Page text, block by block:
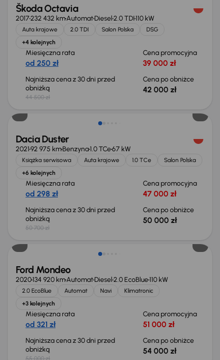
Škoda Octavia
2017232 432 kmAutomatDiesel2.0 TDI110 kW
Auta krajowe 2.0 TDI Salon Polska
DSG
+4 kolejnych
Miesięczna rata
od 250 zł
Cena promocyjna
39 000 zł
Najniższa cena z 30 dni przed
obniżką
44 500 zł
Cena po obniżce
42 000 zł
Taniej o 700 zł
Dacia Duster
202192 975 kmBenzyna1.0 TCe67 kW
Książka serwisowa Auta krajowe 1.0 TCe
Salon Polska
+6 kolejnych
Miesięczna rata
od 298 zł
Cena promocyjna
47 000 zł
Najniższa cena z 30 dni przed
obniżką
50 700 zł
Cena po obniżce
50 000 zł
Taniej o 1 000 zł
Ford Mondeo
2020134 920 kmAutomatDiesel2.0 EcoBlue110 kW
2.0 EcoBlue Automat Navi
Klimatronic
+3 kolejnych
Miesięczna rata
od 321 zł
Cena promocyjna
51 000 zł
Najniższa cena z 30 dni przed
obniżką
55 000 zł
Cena po obniżce
54 000 zł